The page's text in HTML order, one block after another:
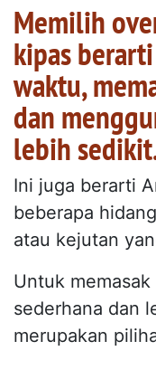
Memilih
kipas
waktu,
dan
lebih
Ini juga berarti
beberapa
atau kejutan
Untuk
sederhana dan
merupakan